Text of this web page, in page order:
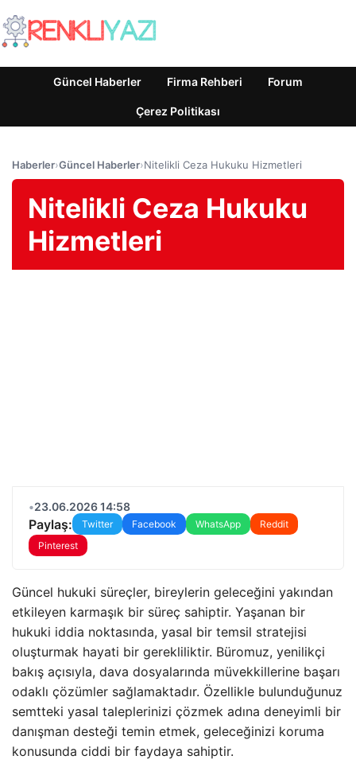
Güncel Haberler Firma Rehberi Forum
Çerez Politikası
Haberler›Güncel Haberler›Nitelikli Ceza Hukuku Hizmetleri
Nitelikli Ceza Hukuku
Hizmetleri
•23.06.2026 14:58
Paylaş: Twitter Facebook WhatsApp
Reddit
Pinterest
Güncel hukuki süreçler, bireylerin geleceğini yakından
etkileyen karmaşık bir süreç sahiptir. Yaşanan bir
hukuki iddia noktasında, yasal bir temsil stratejisi
oluşturmak hayati bir gerekliliktir. Büromuz, yenilikçi
bakış açısıyla, dava dosyalarında müvekkillerine başarı
odaklı çözümler sağlamaktadır. Özellikle bulunduğunuz
semtteki yasal taleplerinizi çözmek adına deneyimli bir
danışman desteği temin etmek, geleceğinizi koruma
konusunda ciddi bir faydaya sahiptir.